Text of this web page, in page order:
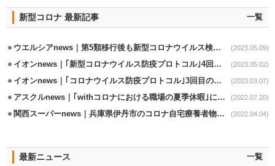
新型コロナ 最新記事 一覧
ウエルシアnews｜第5類移行後も新型コロナウイルス検査立会を継続 (2023.05.09)
イオンnews｜｢新型コロナウイルス防疫プロトコル｣4回目の改定 (2023.05.02)
イオンnews｜｢コロナウイルス防疫プロトコル｣3回目の改定実施 (2023.03.07)
アスクルnews｜｢withコロナにおける職場の夏季休暇｣に関する調査実施 (2022.07.20)
関西スーパーnews｜兵庫県伊丹市のコロナ自宅療養者物資支援事業の協力延長 (2022.04.04)
最新ニュース 一覧